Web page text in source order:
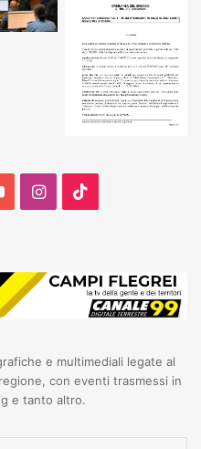
YouTubeInstagram
e multimediali legate al
con eventi trasmessi in
e tanto altro.